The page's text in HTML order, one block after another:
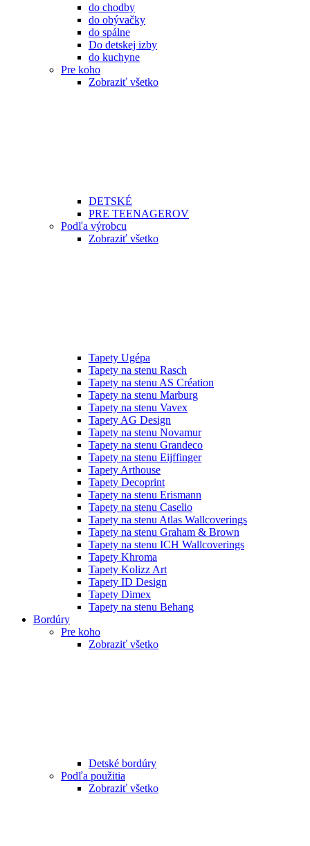
do chodby
do obývačky
do spálne
Do detskej izby
do kuchyne
Pre koho
Zobraziť všetko
DETSKÉ
PRE TEENAGEROV
Podľa výrobcu
Zobraziť všetko
Tapety Ugépa
Tapety na stenu Rasch
Tapety na stenu AS Création
Tapety na stenu Marburg
Tapety na stenu Vavex
Tapety AG Design
Tapety na stenu Novamur
Tapety na stenu Grandeco
Tapety na stenu Eijffinger
Tapety Arthouse
Tapety Decoprint
Tapety na stenu Erismann
Tapety na stenu Caselio
Tapety na stenu Atlas Wallcoverings
Tapety na stenu Graham & Brown
Tapety na stenu ICH Wallcoverings
Tapety Khroma
Tapety Kolizz Art
Tapety ID Design
Tapety Dimex
Tapety na stenu Behang
Bordúry
Pre koho
Zobraziť všetko
Detské bordúry
Podľa použitia
Zobraziť všetko